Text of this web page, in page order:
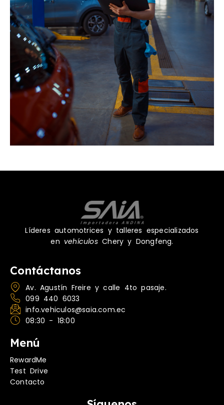
Líderes automotrices y talleres especializados
en vehículosChery y Dongfeng.
Contáctanos
Av. Agustín Freire y calle 4to pasaje.
099 440 6033
info.vehiculos@saia.com.ec
08:30 - 18:00
Menú
RewardMe
Test Drive
Contacto